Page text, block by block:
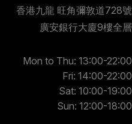
香港九龍 旺角彌敦道728號
廣安銀行大廈9樓全層
Mon to Thu: 13:00-22:00
Fri: 14:00-22:00
Sat: 10:00-19:00
Sun: 12:00-18:00